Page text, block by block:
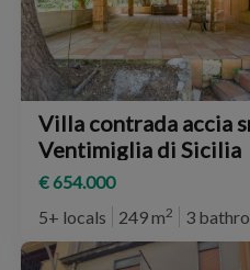
Villa contrada accia snc,
Ventimiglia di Sicilia
€ 654.000
5+ locals
249 m2 3